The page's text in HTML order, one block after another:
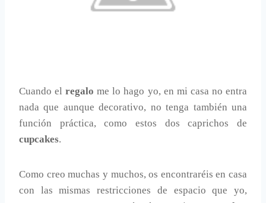
Cuando elregalo me lo hago yo, en mi casa no entra
nada que aunque decorativo, no tenga también una
función práctica, como estos dos caprichos de
cupcakes.
Como creo muchas y muchos, os encontraréis en casa
con las mismas restricciones de espacio que yo,